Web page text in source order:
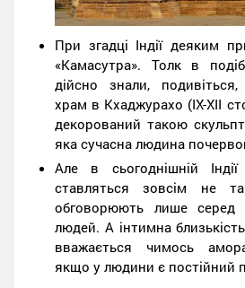
При згадці Індії деяким
«Камасутра». Толк в
дійсно знали,
храм в Кхаджурахо (IX-XII
декорований такою
яка сучасна людина
Але в сьогоднішній
ставляться зовсім не
обговорюють лише серед
людей. А інтимна
вважається чимось
якщо у людини є постійний